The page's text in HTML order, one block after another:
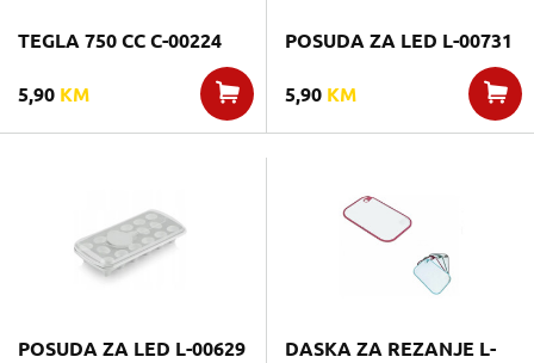
TEGLA 750 CC C-00224
5,90 KM
POSUDA ZA LED L-00731
5,90 KM
POSUDA ZA LED L-00629
DASKA ZA REZANJE L-